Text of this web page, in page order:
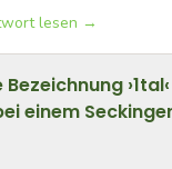
lesen →
einem